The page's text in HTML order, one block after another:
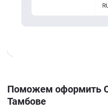
Поможем оформить
Тамбове